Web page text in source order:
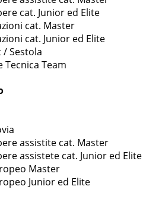
cat. Junior ed Elite
cat. Master
cat. Junior ed Elite
/ Sestola
Tecnica Team
assistite cat. Master
assistete cat. Junior ed Elite
Master
Junior ed Elite